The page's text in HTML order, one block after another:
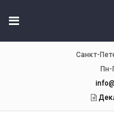
Санкт-
Пн-